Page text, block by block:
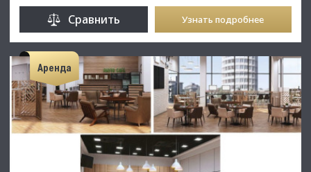
Сравнить Узнать подробнее
Аренда